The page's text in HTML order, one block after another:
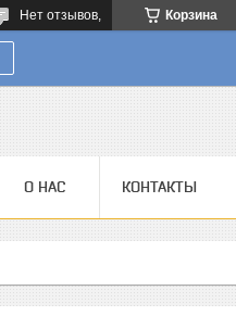
Корзина
Нет отзывов,
О НАС КОНТАКТЫ